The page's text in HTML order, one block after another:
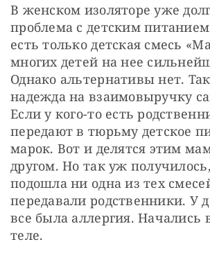
В женском изоляторе уже
проблема с детским
есть только детская смесь
многих детей на нее
Однако альтернативы нет.
надежда на взаимовыручку
Если у кого-то есть
передают в тюрьму детское
марок. Вот и делятся этим
другом. Но так уж
подошла ни одна из тех
передавали родственники. У
все была аллергия.
теле.